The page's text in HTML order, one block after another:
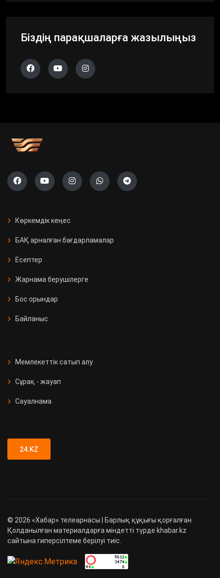
Біздің парақшаларға жазылыңыз
Көркемдік кеңес
БАҚ арналған бағдарламалар
Есептер
Жарнама берушілерге
Бос орындар
Байланыс
Мемлекеттік сатып алу
Сұрақ - жауап
Сауалнама
24.KZ
© 2026 «Хабар» телеарнасы | Барлық құқығы қорғалған.
Қолданылған материалдарға міндетті түрде khabar.kz
сайтына гиперсілтеме берілуі тиіс.